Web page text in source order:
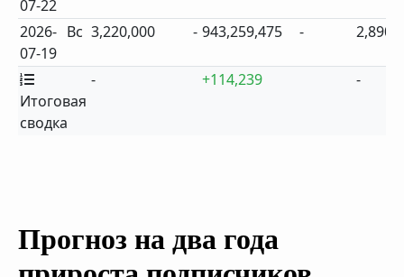
07-22
2026-
07-19
Вс 3,220,000 - 943,259,475 - 2,890
Итоговая
сводка
- +114,239 -
Прогноз на два года